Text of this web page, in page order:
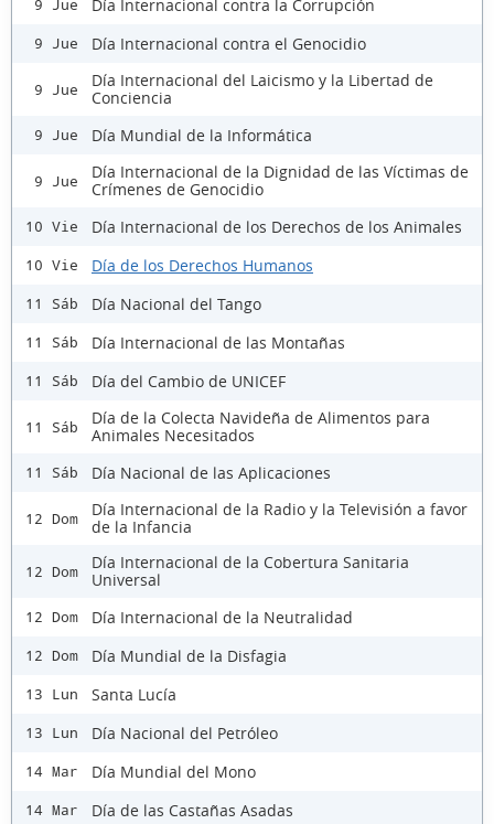
9 Jue Día Internacional contra la Corrupción
9 Jue Día Internacional contra el Genocidio
9 Jue
Día Internacional del Laicismo y la Libertad de
Conciencia
9 Jue Día Mundial de la Informática
9 Jue
Día Internacional de la Dignidad de las Víctimas de
Crímenes de Genocidio
10 Vie Día Internacional de los Derechos de los Animales
10 Vie Día de los Derechos Humanos
11 Sáb Día Nacional del Tango
11 Sáb Día Internacional de las Montañas
11 Sáb Día del Cambio de UNICEF
11 Sáb
Día de la Colecta Navideña de Alimentos para
Animales Necesitados
11 Sáb Día Nacional de las Aplicaciones
12 Dom
Día Internacional de la Radio y la Televisión a favor
de la Infancia
12 Dom
Día Internacional de la Cobertura Sanitaria
Universal
12 Dom Día Internacional de la Neutralidad
12 Dom Día Mundial de la Disfagia
13 Lun Santa Lucía
13 Lun Día Nacional del Petróleo
14 Mar Día Mundial del Mono
14 Mar Día de las Castañas Asadas